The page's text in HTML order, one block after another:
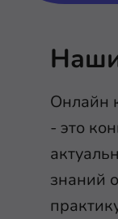
Онлайн
- это
знаний